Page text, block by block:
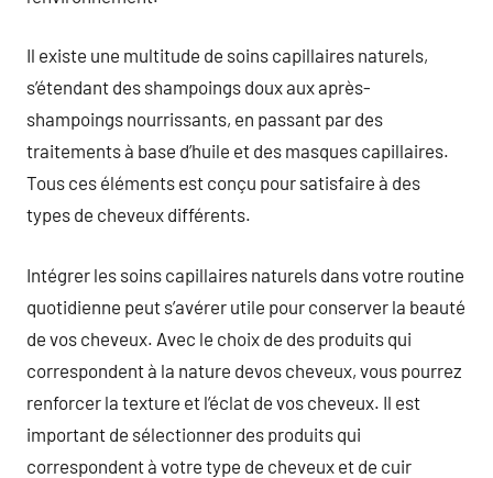
Il existe une multitude de soins capillaires naturels,
s’étendant des shampoings doux aux après-
shampoings nourrissants, en passant par des
traitements à base d’huile et des masques capillaires.
Tous ces éléments est conçu pour satisfaire à des
types de cheveux différents.
Intégrer les soins capillaires naturels dans votre routine
quotidienne peut s’avérer utile pour conserver la beauté
de vos cheveux. Avec le choix de des produits qui
correspondent à la nature devos cheveux, vous pourrez
renforcer la texture et l’éclat de vos cheveux. Il est
important de sélectionner des produits qui
correspondent à votre type de cheveux et de cuir